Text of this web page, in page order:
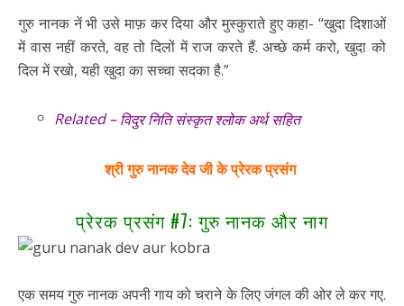
गुरु नानक नें भी उसे माफ़ कर दिया और मुस्कुराते हुए कहा- “खुदा दिशाओं
में वास नहीं करते, वह तो दिलों में राज करते हैं. अच्छे कर्म करो, खुदा को
दिल में रखो, यही खुदा का सच्चा सदका है.”
Related –विदुर निति संस्कृत श्लोक अर्थ सहित
श्री गुरु नानक देव जी के प्रेरक प्रसंग
प्रेरक प्रसंग #7: गुरु नानक और नाग
एक समय गुरु नानक अपनी गाय को चराने के लिए जंगल की ओर ले कर गए.